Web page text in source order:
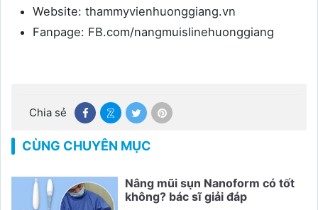
Website: thammyvienhuonggiang.vn
Fanpage: FB.com/nangmuislinehuonggiang
Chia sẻ
CÙNG CHUYÊN MỤC
Nâng mũi sụn Nanoform có tốt
không? bác sĩ giải đáp